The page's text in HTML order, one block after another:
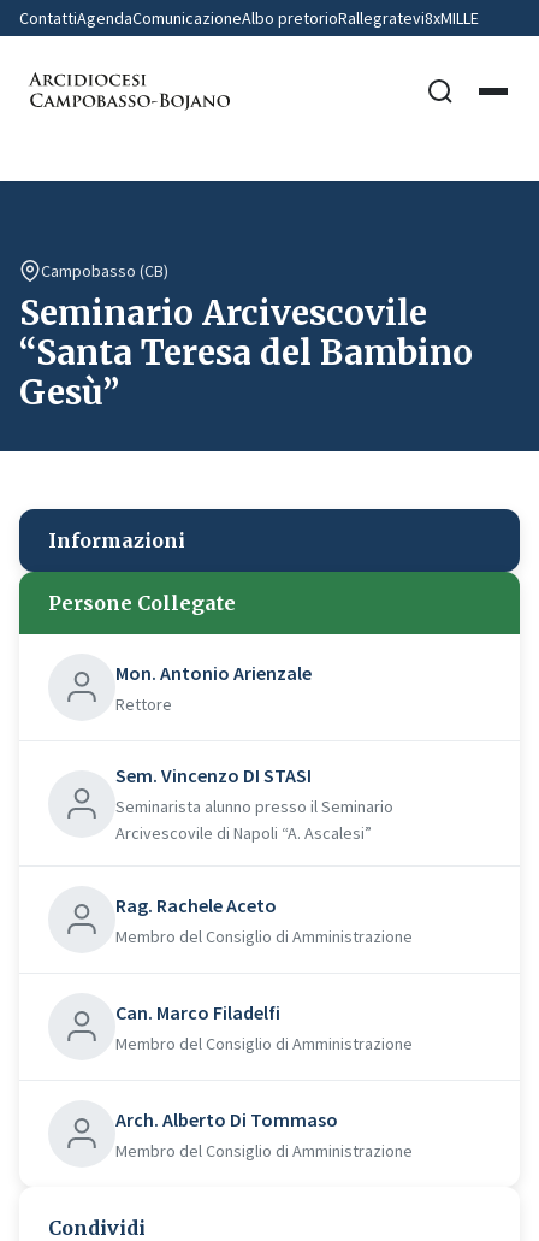
ContattiAgendaComunicazioneAlbo pretorioRallegratevi8xMILLE
Campobasso (CB)
Seminario Arcivescovile
“Santa Teresa del Bambino
Gesù”
Informazioni
Persone Collegate
Mon. Antonio Arienzale
Rettore
Sem. Vincenzo DI STASI
Seminarista alunno presso il Seminario
Arcivescovile di Napoli “A. Ascalesi”
Rag. Rachele Aceto
Membro del Consiglio di Amministrazione
Can. Marco Filadelfi
Membro del Consiglio di Amministrazione
Arch. Alberto Di Tommaso
Membro del Consiglio di Amministrazione
Condividi